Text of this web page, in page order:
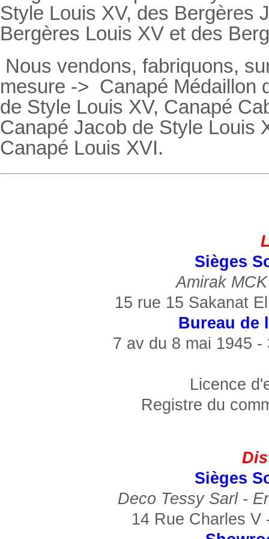
Style Louis XV, des Bergères
Bergères Louis XV et des
Nous vendons, fabriquons,
mesure -> Canapé Médaillon
de Style Louis XV, Canapé
Canapé Jacob de Style Louis
Canapé Louis XVI.
Sièges
Amirak
15 rue 15 Sakanat
Bureau de
7 av du 8 mai 1945
Licence
Registre du
Sièges
Deco Tessy Sarl -
14 Rue Charles V